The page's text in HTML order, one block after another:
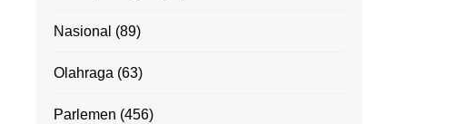
Nasional (89)
Olahraga (63)
Parlemen (456)